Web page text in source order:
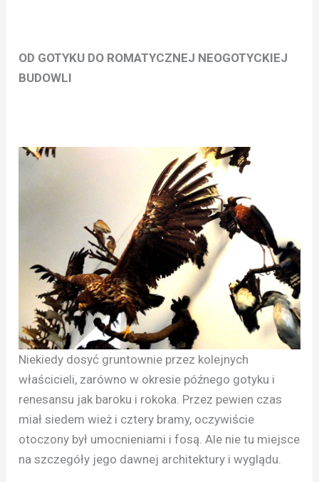
OD GOTYKU DO ROMATYCZNEJ NEOGOTYCKIEJ
BUDOWLI
Niekiedy dosyć gruntownie przez kolejnych
właścicieli, zarówno w okresie późnego gotyku i
renesansu jak baroku i rokoka. Przez pewien czas
miał siedem wież i cztery bramy, oczywiście
otoczony był umocnieniami i fosą. Ale nie tu miejsce
na szczegóły jego dawnej architektury i wyglądu.